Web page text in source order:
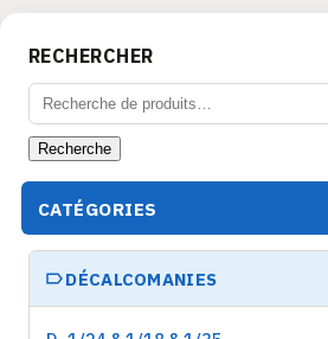
des
publications
RECHERCHER
Recherche
pour :
Recherche
CATÉGORIES
DÉCALCOMANIES